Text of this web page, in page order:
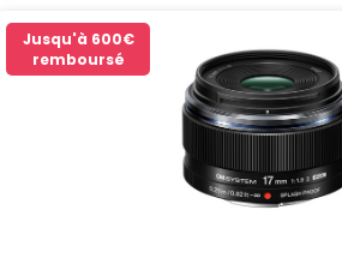
Jusqu'à 600€
remboursé